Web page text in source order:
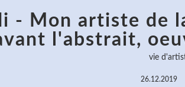
- Mon artiste de
l'abstrait,
vie
26.12.2019